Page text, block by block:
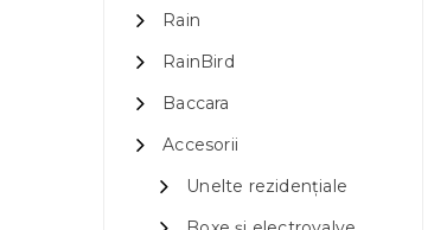
Rain
RainBird
Baccara
Accesorii
Unelte rezidențiale